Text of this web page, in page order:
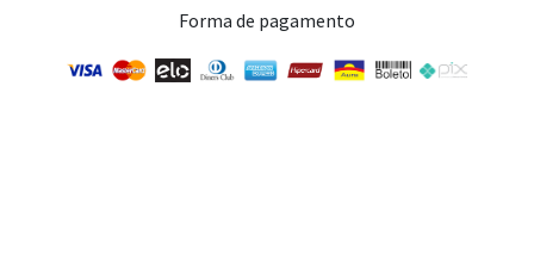
Forma de pagamento